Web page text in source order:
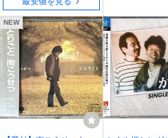
NEW